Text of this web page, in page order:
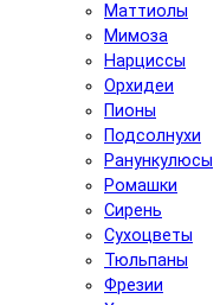
Маттиолы
Мимоза
Нарциссы
Орхидеи
Пионы
Подсолнухи
Ранункулюсы
Ромашки
Сирень
Сухоцветы
Тюльпаны
Фрезии